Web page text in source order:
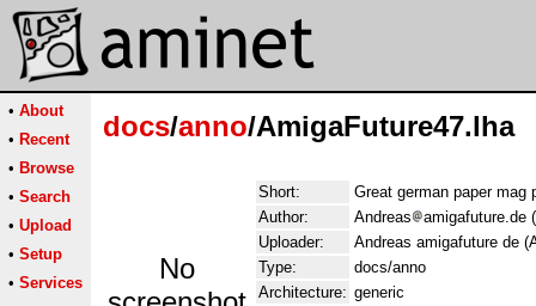
• About
• Recent
• Browse
• Search
• Upload
• Setup
• Services
docs/anno/AmigaFuture47.lha
No
Short:
Great german paper mag
Author:
Andreas
amigafuture.de
Uploader:
Andreas amigafuture de
Type:
docs/anno
Architecture: generic